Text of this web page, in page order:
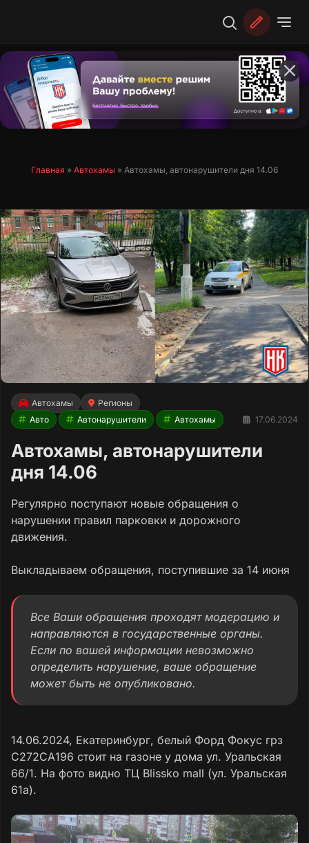
Главная » Автохамы » Автохамы, автонарушители дня 14.06
Автохамы
Регионы
Авто
Автонарушители Автохамы 17.06.2024
Автохамы, автонарушители
дня 14.06
Регулярно поступают новые обращения о
нарушении правил парковки и дорожного
движения.
Выкладываем обращения, поступившие за 14 июня
Все Ваши обращения проходят модерацию и
направляются в государственные органы.
Если по вашей информации невозможно
определить нарушение, ваше обращение
может быть не опубликовано.
14.06.2024, Екатеринбург, белый Форд Фокус грз
С272СА196 стоит на газоне у дома ул. Уральская
66/1. На фото видно ТЦ Blissko mall (ул. Уральская
61а).